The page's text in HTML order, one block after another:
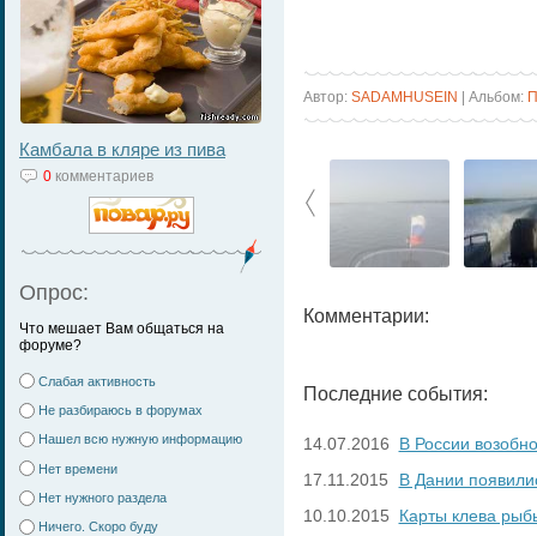
Камбала в кляре из пива
0 комментариев
Опрос:
Что мешает Вам общаться на
форуме?
Слабая активность
Не разбираюсь в форумах
Нашел всю нужную информацию
Нет времени
Нет нужного раздела
Ничего. Скоро буду
Автор: SADAMHUSEIN | Альбом:
Комментарии:
Последние события:
14.07.2016
В России
17.11.2015
В Дании
10.10.2015
Карты клева